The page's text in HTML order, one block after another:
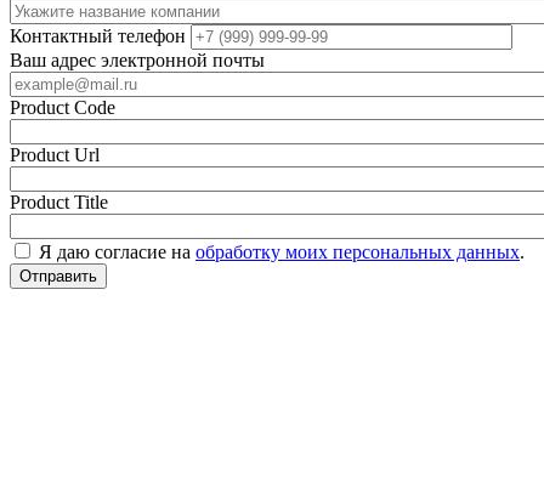
Контактный телефон
Ваш адрес электронной почты
Product Code
Product Url
Product Title
Я даю согласие на обработку моих персональных данных.
Отправить